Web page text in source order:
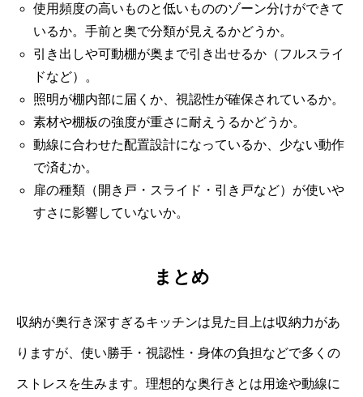
使用頻度の高いものと低いもののゾーン分けができて
いるか。手前と奥で分類が見えるかどうか。
引き出しや可動棚が奥まで引き出せるか（フルスライ
ドなど）。
照明が棚内部に届くか、視認性が確保されているか。
素材や棚板の強度が重さに耐えうるかどうか。
動線に合わせた配置設計になっているか、少ない動作
で済むか。
扉の種類（開き戸・スライド・引き戸など）が使いや
すさに影響していないか。
まとめ
収納が奥行き深すぎるキッチンは見た目上は収納力があ
りますが、使い勝手・視認性・身体の負担などで多くの
ストレスを生みます。理想的な奥行きとは用途や動線に